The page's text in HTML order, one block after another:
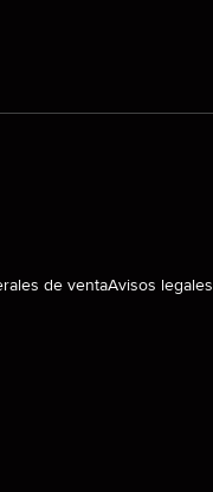
de ventaAvisos legales